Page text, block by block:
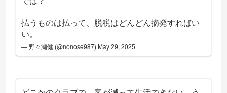
払うものは払って、脱税はどんどん摘発すればい
い。
— 野々瀬健 (@nonose987) May 29, 2025